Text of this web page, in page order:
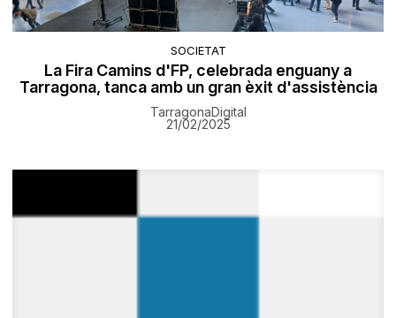
SOCIETAT
La Fira Camins d'FP, celebrada enguany a
Tarragona, tanca amb un gran èxit d'assistència
TarragonaDigital
21/02/2025